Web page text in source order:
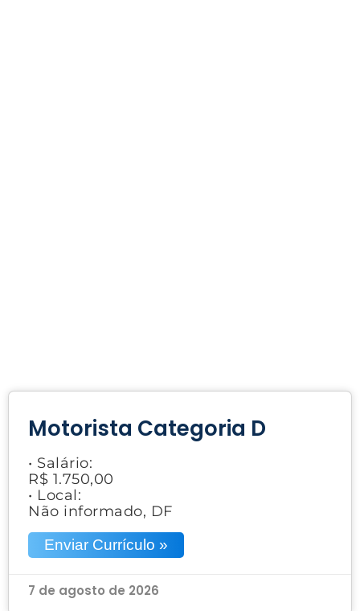
Motorista Categoria D
• Salário:
R$ 1.750,00
• Local:
Não informado, DF
Enviar Currículo »
7 de agosto de 2026